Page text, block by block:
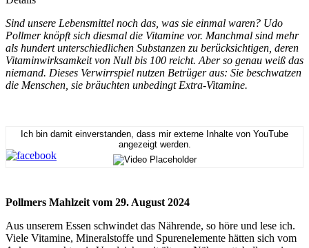
Sind unsere Lebensmittel noch das, was sie einmal waren? Udo
Pollmer knöpft sich diesmal die Vitamine vor. Manchmal sind mehr
als hundert unterschiedlichen Substanzen zu berücksichtigen, deren
Vitaminwirksamkeit von Null bis 100 reicht. Aber so genau weiß das
niemand. Dieses Verwirrspiel nutzen Betrüger aus: Sie beschwatzen
die Menschen, sie bräuchten unbedingt Extra-Vitamine.
Ich bin damit einverstanden, dass mir externe Inhalte von YouTube
angezeigt werden.
Pollmers Mahlzeit vom 29. August 2024
Aus unserem Essen schwindet das Nährende, so höre und lese ich.
Viele Vitamine, Mineralstoffe und Spurenelemente hätten sich vom